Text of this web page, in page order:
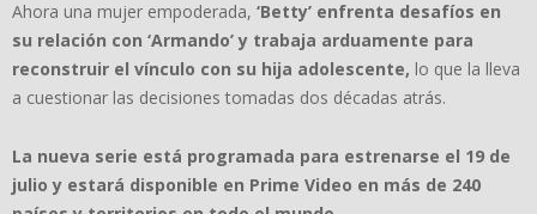
Ahora una mujer empoderada, ‘Betty’ enfrenta desafíos en
su relación con ‘Armando’ y trabaja arduamente para
reconstruir el vínculo con su hija adolescente, lo que la lleva
a cuestionar las decisiones tomadas dos décadas atrás.
La nueva serie está programada para estrenarse el 19 de
julio y estará disponible en Prime Video en más de 240